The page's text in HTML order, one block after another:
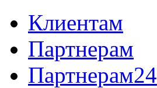
Клиентам
Партнерам
Партнерам24